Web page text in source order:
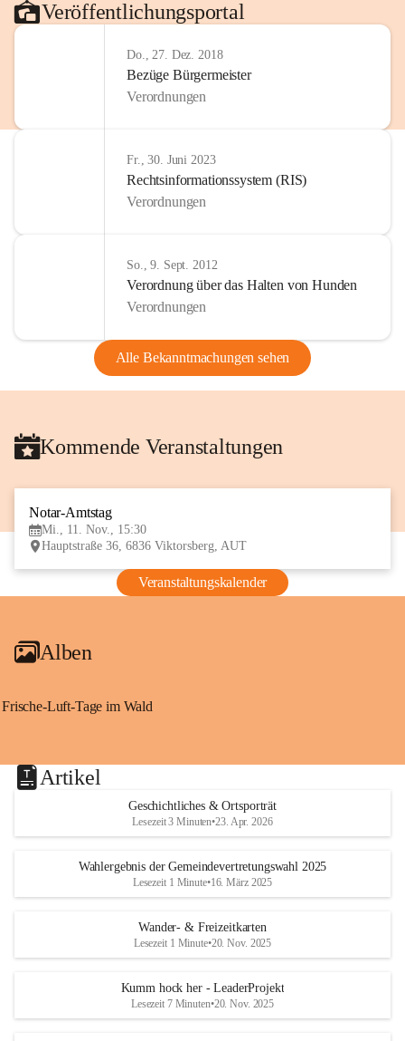
Veröffentlichungsportal
Do., 27. Dez. 2018
Bezüge Bürgermeister
Verordnungen
Fr., 30. Juni 2023
Rechtsinformationssystem (RIS)
Verordnungen
So., 9. Sept. 2012
Verordnung über das Halten von Hunden
Verordnungen
Alle Bekanntmachungen sehen
Kommende Veranstaltungen
Notar-Amtstag
Mi., 11. Nov., 15:30
Hauptstraße 36, 6836 Viktorsberg, AUT
Veranstaltungskalender
Alben
Frische-Luft-Tage im Wald
Artikel
Geschichtliches & Ortsporträt
Lesezeit 3 Minuten•23. Apr. 2026
Wahlergebnis der Gemeindevertretungswahl 2025
Lesezeit 1 Minute•16. März 2025
Wander- & Freizeitkarten
Lesezeit 1 Minute•20. Nov. 2025
Kumm hock her - LeaderProjekt
Lesezeit 7 Minuten•20. Nov. 2025